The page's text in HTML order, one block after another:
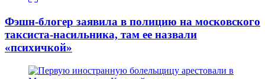
Фэшн-блогер заявила в полицию на московского
таксиста-насильника, там ее назвали
«психичкой»